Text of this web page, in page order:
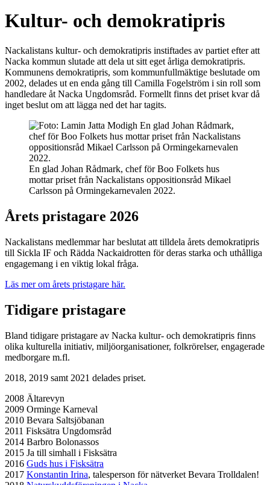
Kultur- och demokratipris
Nackalistans kultur- och demokratipris instiftades av partiet efter att
Nacka kommun slutade att dela ut sitt eget årliga demokratipris.
Kommunens demokratipris, som kommunfullmäktige beslutade om
2002, delades ut en enda gång till Camilla Fogelström i sin roll som
handledare åt Nacka Ungdomsråd. Formellt finns det priset kvar då
inget beslut om att lägga ned det har tagits.
En glad Johan Rådmark, chef för Boo Folkets hus
mottar priset från Nackalistans oppositionsråd Mikael
Carlsson på Ormingekarnevalen 2022.
Årets pristagare 2026
Nackalistans medlemmar har beslutat att tilldela årets demokratipris
till Sickla IF och Rädda Nackaidrotten för deras starka och uthålliga
engagemang i en viktig lokal fråga.
Läs mer om årets pristagare här.
Tidigare pristagare
Bland tidigare pristagare av Nacka kultur- och demokratipris finns
olika kulturella initiativ, miljöorganisationer, folkrörelser, engagerade
medborgare m.fl.
2018, 2019 samt 2021 delades priset.
2008 Ältarevyn
2009 Orminge Karneval
2010 Bevara Saltsjöbanan
2011 Fisksätra Ungdomsråd
2014 Barbro Bolonassos
2015 Ja till simhall i Fisksätra
2016 Guds hus i Fisksätra
2017 Konstantin Irina, talesperson för nätverket Bevara Trolldalen!